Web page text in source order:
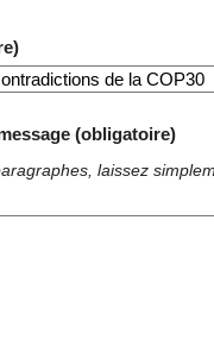
(obligatoire)
laissez